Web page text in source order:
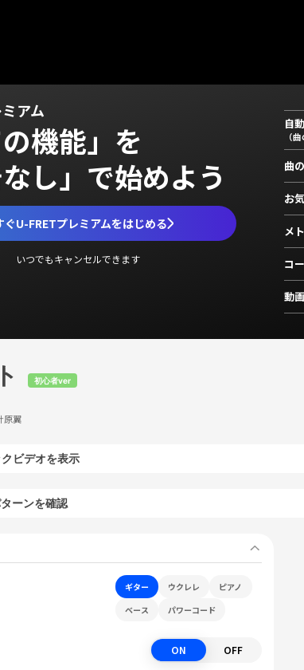
アム
の機能」を
なし」で始めよう
ぐU-FRETプレミアムをはじめる
いつでもキャンセルできます
自
（
曲
お
メ
コ
動
初心者ver
原翼
ビデオを表示
ーンを確認
ギター ウクレレ
ピアノ
ベース
パワーコード
ON OFF